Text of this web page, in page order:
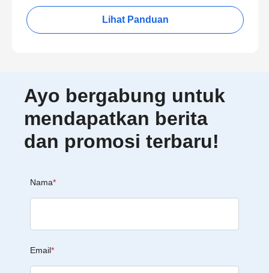
Lihat Panduan
Ayo bergabung untuk
mendapatkan berita
dan promosi terbaru!
Nama*
Email*